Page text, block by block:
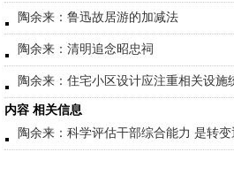
陶余来：鲁迅故居游的加减法
陶余来：清明追念昭忠祠
陶余来：住宅小区设计应注重相关设施
内容 相关信息
陶余来：科学评估干部综合能力 是转